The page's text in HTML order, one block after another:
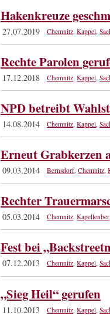
Hakenkreuze
27.07.2019 Chemnitz ,Kappel ,
Rechte Parolen
17.12.2018 Chemnitz ,Kappel ,
NPD betreibt
14.08.2014 Chemnitz ,Kappel ,
Erneut Grabkerzen
09.03.2014 Bernsdorf,Chemnitz,
Rechter
05.03.2014 Chemnitz,
Fest bei
07.12.2013 Chemnitz,Kappel,
„Sieg Heil“ gerufen
11.10.2013 Chemnitz ,Kappel ,